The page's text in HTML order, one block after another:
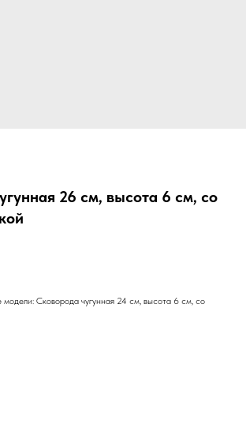
26 см, высота 6 см, со
Сковорода чугунная 24 см, высота 6 см, со